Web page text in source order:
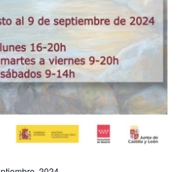
t
a
s
d
e
E